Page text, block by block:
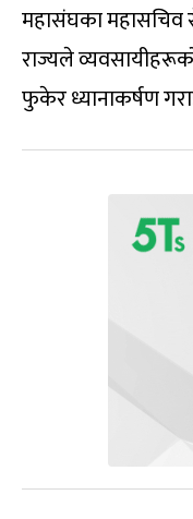
महासंघका महासचिव
राज्यले
फुकेर ध्यानाकर्षण